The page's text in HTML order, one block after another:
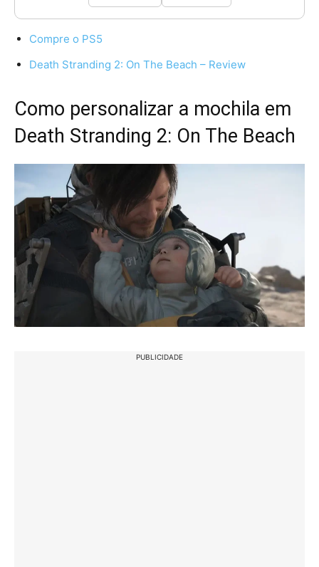
Compre o PS5
Death Stranding 2: On The Beach – Review
Como personalizar a mochila em
Death Stranding 2: On The Beach
PUBLICIDADE